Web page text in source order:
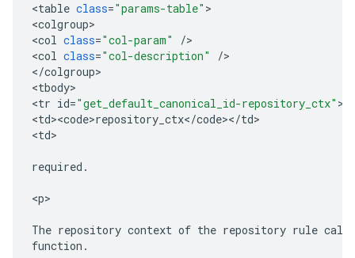
<table class="params-table" >
<colgroup>
<col class="col-param" />
<col class="col-description" />
</colgroup>
<tbody>
<tr id="get_default_canonical_id-repository_ctx" >
<td><code>repository_ctx</code></td>
<td>
required .
<p>
The repository context of the repository rule
function .